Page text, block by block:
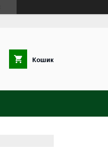
Кошик